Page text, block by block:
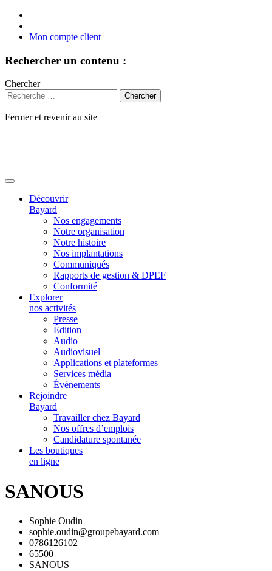
Mon compte client
Rechercher un contenu :
Chercher
Fermer et revenir au site
Découvrir
Bayard
Nos engagements
Notre organisation
Notre histoire
Nos implantations
Communiqués
Rapports de gestion & DPEF
Conformité
Explorer
nos activités
Presse
Édition
Audio
Audiovisuel
Applications et plateformes
Services média
Événements
Rejoindre
Bayard
Travailler chez Bayard
Nos offres d’emplois
Candidature spontanée
Les boutiques
en ligne
SANOUS
Sophie Oudin
sophie.oudin@groupebayard.com
0786126102
65500
SANOUS